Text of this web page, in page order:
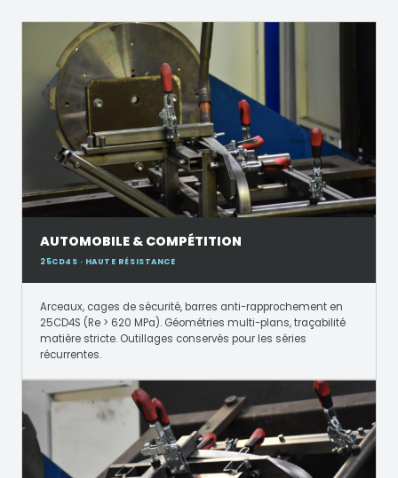
AUTOMOBILE & COMPÉTITION
25CD4S · HAUTE RÉSISTANCE
Arceaux, cages de sécurité, barres anti-rapprochement en
25CD4S (Re > 620 MPa). Géométries multi-plans, traçabilité
matière stricte. Outillages conservés pour les séries
récurrentes.